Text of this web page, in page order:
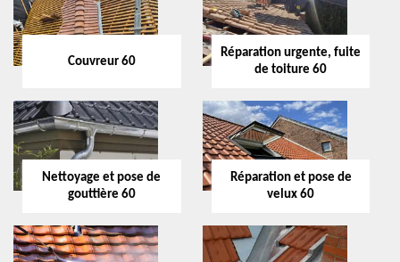
Couvreur 60
Réparation urgente, fuite
de toiture 60
Nettoyage et pose de
gouttière 60
Réparation et pose de
velux 60